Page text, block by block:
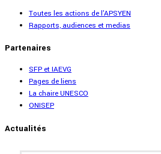
Toutes les actions de l'APSYEN
Rapports, audiences et medias
Partenaires
SFP et IAEVG
Pages de liens
La chaire UNESCO
ONISEP
Actualités